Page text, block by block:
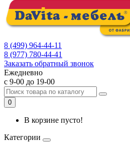
8 (499) 964-44-11
8 (977) 780-44-41
Заказать обратный звонок
Ежедневно
с 9-00 до 19-00
0
В корзине пусто!
Категории